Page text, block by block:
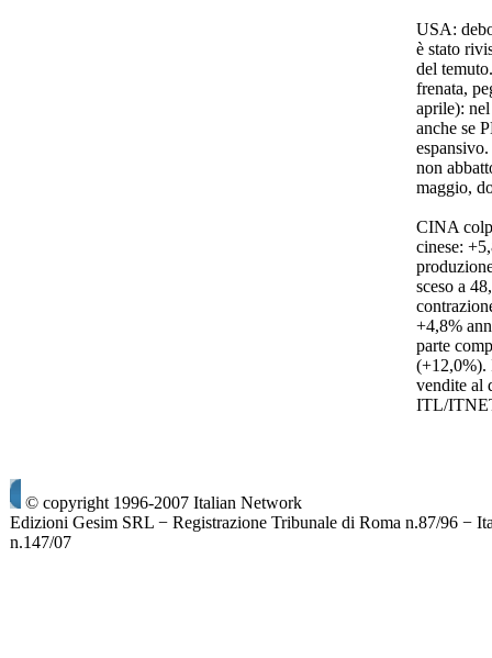
USA:
è stato
del
frenata,
aprile):
anche se
non
maggio,
CINA
cinese:
sceso a
+4,8%
parte
(+12,0%).
vendite al
ITL/
© copyright 1996-2007 Italian Network
Edizioni Gesim SRL − Registrazione Tribunale di Roma n.87/96 −
n.147/07